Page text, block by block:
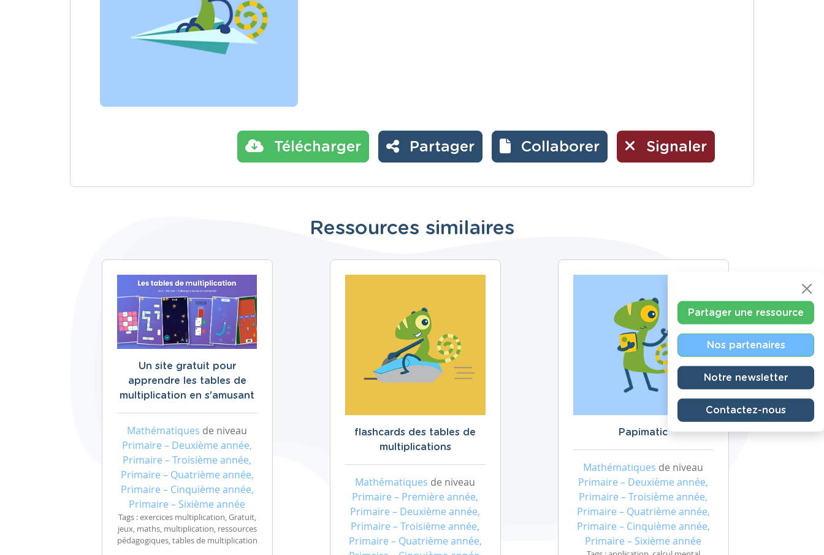
Télécharger Partager Collaborer Signaler
Ressources similaires
Un site gratuit pour
apprendre les tables de
multiplication en s'amusant
Mathématiques de niveau
Primaire – Deuxième année,
Primaire – Troisième année,
Primaire – Quatrième année,
Primaire – Cinquième année,
Primaire – Sixième année
Tags : exercices multiplication, Gratuit,
jeux, maths, multiplication, ressources
pédagogiques, tables de multiplication
flashcards des tables de
multiplications
Mathématiques de niveau
Primaire – Première année,
Primaire – Deuxième année,
Primaire – Troisième année,
Primaire – Quatrième année,
Papimatic
Mathématiques de niveau
Primaire – Deuxième année,
Primaire – Troisième année,
Primaire – Quatrième année,
Primaire – Cinquième année,
Primaire – Sixième année
Partager une ressource
Nos partenaires
Notre newsletter
Contactez-nous